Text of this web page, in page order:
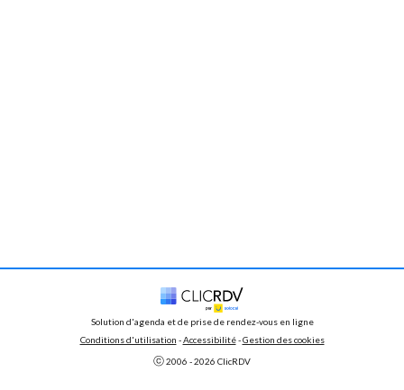
Solution d'agenda et de prise de rendez-vous en ligne
Conditions d'utilisation - Accessibilité - Gestion des cookies
ⓒ 2006 - 2026 ClicRDV